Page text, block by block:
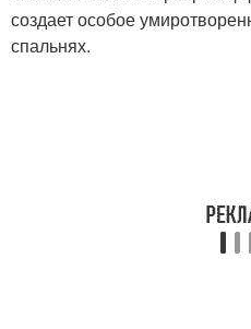
создает особое
спальнях.